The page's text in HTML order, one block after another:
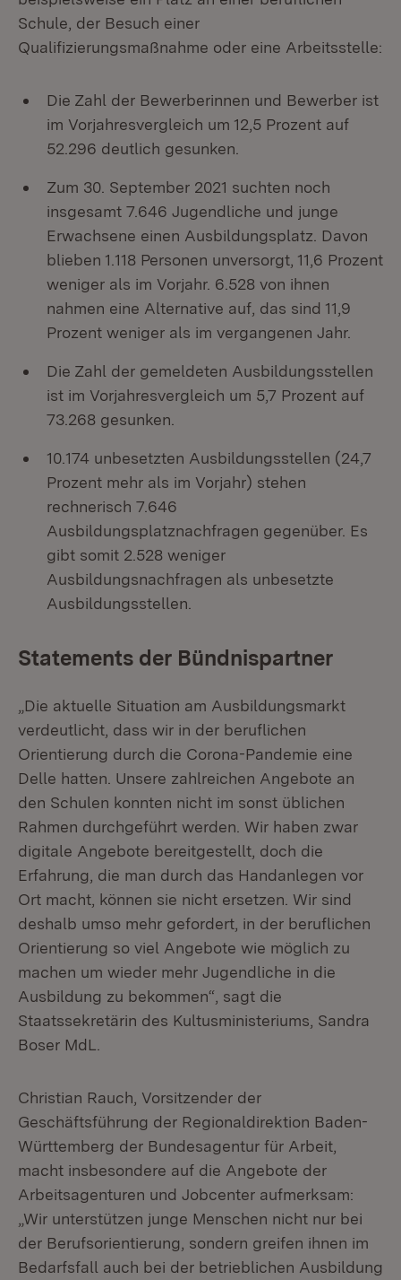
Schule, der Besuch einer
Qualifizierungsmaßnahme oder eine Arbeitsstelle:
Die Zahl der Bewerberinnen und Bewerber ist
im Vorjahresvergleich um 12,5 Prozent auf
52.296 deutlich gesunken.
Zum 30. September 2021 suchten noch
insgesamt 7.646 Jugendliche und junge
Erwachsene einen Ausbildungsplatz. Davon
blieben 1.118 Personen unversorgt, 11,6 Prozent
weniger als im Vorjahr. 6.528 von ihnen
nahmen eine Alternative auf, das sind 11,9
Prozent weniger als im vergangenen Jahr.
Die Zahl der gemeldeten Ausbildungsstellen
ist im Vorjahresvergleich um 5,7 Prozent auf
73.268 gesunken.
10.174 unbesetzten Ausbildungsstellen (24,7
Prozent mehr als im Vorjahr) stehen
rechnerisch 7.646
Ausbildungsplatznachfragen gegenüber. Es
gibt somit 2.528 weniger
Ausbildungsnachfragen als unbesetzte
Ausbildungsstellen.
Statements der Bündnispartner
„Die aktuelle Situation am Ausbildungsmarkt
verdeutlicht, dass wir in der beruflichen
Orientierung durch die Corona-Pandemie eine
Delle hatten. Unsere zahlreichen Angebote an
den Schulen konnten nicht im sonst üblichen
Rahmen durchgeführt werden. Wir haben zwar
digitale Angebote bereitgestellt, doch die
Erfahrung, die man durch das Handanlegen vor
Ort macht, können sie nicht ersetzen. Wir sind
deshalb umso mehr gefordert, in der beruflichen
Orientierung so viel Angebote wie möglich zu
machen um wieder mehr Jugendliche in die
Ausbildung zu bekommen“, sagt die
Staatssekretärin des Kultusministeriums, Sandra
Boser MdL.
Christian Rauch, Vorsitzender der
Geschäftsführung der Regionaldirektion Baden-
Württemberg der Bundesagentur für Arbeit,
macht insbesondere auf die Angebote der
Arbeitsagenturen und Jobcenter aufmerksam:
„Wir unterstützen junge Menschen nicht nur bei
der Berufsorientierung, sondern greifen ihnen im
Bedarfsfall auch bei der betrieblichen Ausbildung